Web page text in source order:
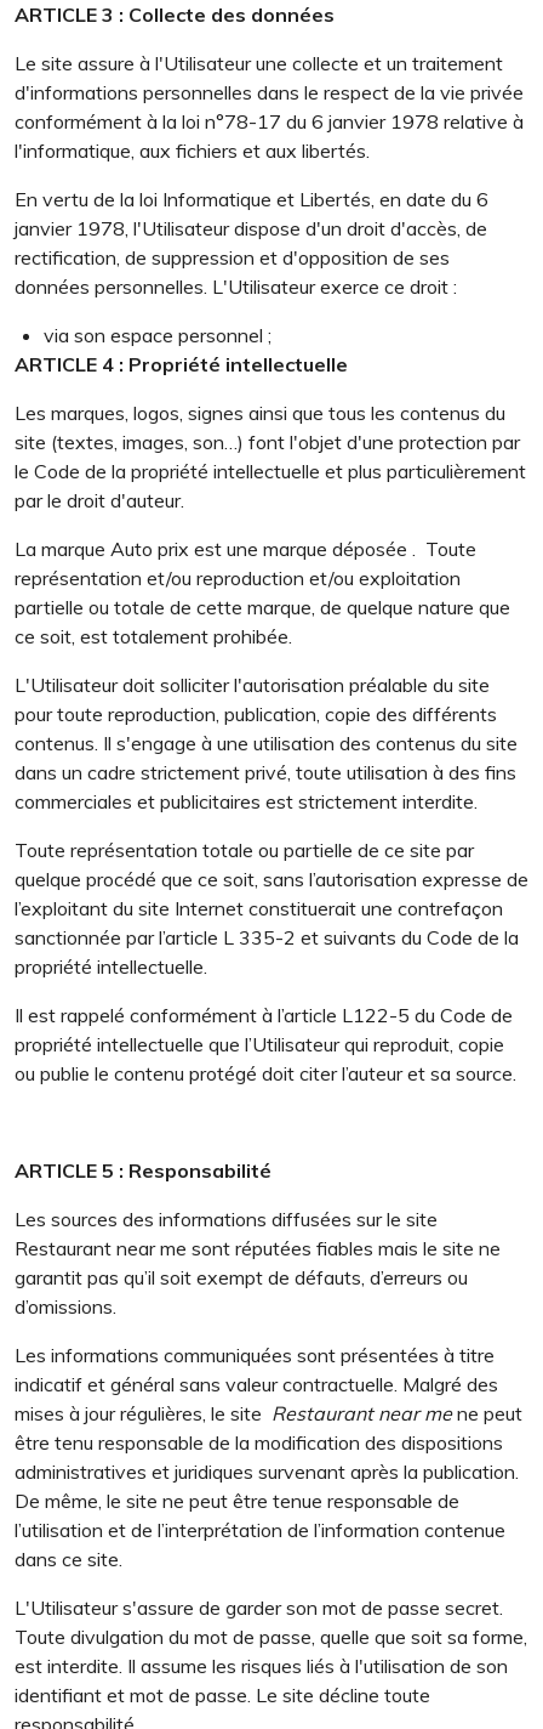
ARTICLE 3 : Collecte des données
Le site assure à l'Utilisateur une collecte et un traitement
d'informations personnelles dans le respect de la vie privée
conformément à la loi n°78-17 du 6 janvier 1978 relative à
l'informatique, aux fichiers et aux libertés.
En vertu de la loi Informatique et Libertés, en date du 6
janvier 1978, l'Utilisateur dispose d'un droit d'accès, de
rectification, de suppression et d'opposition de ses
données personnelles. L'Utilisateur exerce ce droit :
via son espace personnel ;
ARTICLE 4 : Propriété intellectuelle
Les marques, logos, signes ainsi que tous les contenus du
site (textes, images, son…) font l'objet d'une protection par
le Code de la propriété intellectuelle et plus particulièrement
par le droit d'auteur.
La marque Auto prix est une marque déposée . Toute
représentation et/ou reproduction et/ou exploitation
partielle ou totale de cette marque, de quelque nature que
ce soit, est totalement prohibée.
L'Utilisateur doit solliciter l'autorisation préalable du site
pour toute reproduction, publication, copie des différents
contenus. Il s'engage à une utilisation des contenus du site
dans un cadre strictement privé, toute utilisation à des fins
commerciales et publicitaires est strictement interdite.
Toute représentation totale ou partielle de ce site par
quelque procédé que ce soit, sans l’autorisation expresse de
l’exploitant du site Internet constituerait une contrefaçon
sanctionnée par l’article L 335-2 et suivants du Code de la
propriété intellectuelle.
Il est rappelé conformément à l’article L122-5 du Code de
propriété intellectuelle que l’Utilisateur qui reproduit, copie
ou publie le contenu protégé doit citer l’auteur et sa source.
ARTICLE 5 : Responsabilité
Les sources des informations diffusées sur le site
Restaurant near me sont réputées fiables mais le site ne
garantit pas qu’il soit exempt de défauts, d’erreurs ou
d’omissions.
Les informations communiquées sont présentées à titre
indicatif et général sans valeur contractuelle. Malgré des
mises à jour régulières, le site Restaurant near me ne peut
être tenu responsable de la modification des dispositions
administratives et juridiques survenant après la publication.
De même, le site ne peut être tenue responsable de
l’utilisation et de l’interprétation de l’information contenue
dans ce site.
L'Utilisateur s'assure de garder son mot de passe secret.
Toute divulgation du mot de passe, quelle que soit sa forme,
est interdite. Il assume les risques liés à l'utilisation de son
identifiant et mot de passe. Le site décline toute
responsabilité.